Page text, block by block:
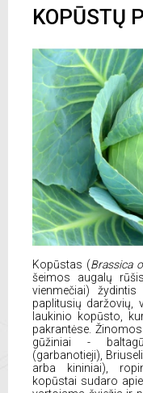
KOPŪSTŲ
Kopūstas (Brassica
šeimos augalų
vienmečiai)
paplitusių daržovių,
laukinio kopūsto,
pakrantėse.
gūžiniai -
(garbanotieji),
arba kininiai),
kopūstai sudaro